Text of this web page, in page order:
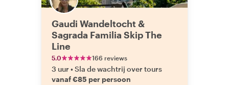
Gaudi Wandeltocht &
Sagrada Familia Skip The
Line
5.0 166 reviews
3 uur •Sla de wachtrij over tours
vanaf €85 per persoon